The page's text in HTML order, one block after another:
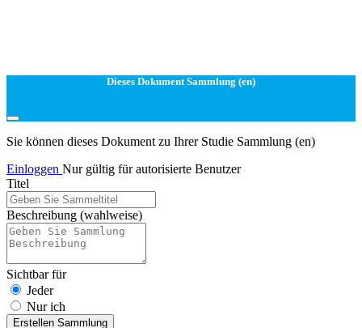
Dieses Dokument Sammlung (en)
Sie können dieses Dokument zu Ihrer Studie Sammlung (en)
Einloggen Nur gültig für autorisierte Benutzer
Titel
Beschreibung (wahlweise)
Sichtbar für
Jeder
Nur ich
Erstellen Sammlung